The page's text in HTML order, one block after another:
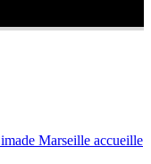
Marseille accueille